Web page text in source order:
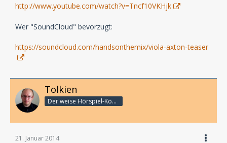
http://www.youtube.com/watch?v=Tncf10VKHjk
Wer "SoundCloud" bevorzugt:
https://soundcloud.com/handsonthemix/viola-axton-teaser
Tolkien
Der weise Hörspiel-König
21. Januar 2014